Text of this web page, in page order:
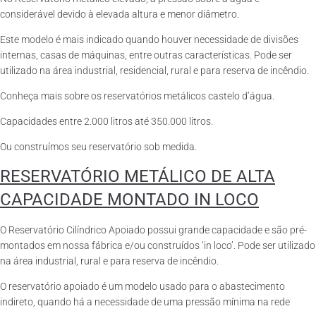
considerável devido à elevada altura e menor diâmetro.
Este modelo é mais indicado quando houver necessidade de divisões
internas, casas de máquinas, entre outras características. Pode ser
utilizado na área industrial, residencial, rural e para reserva de incêndio.
Conheça mais sobre os reservatórios metálicos castelo d’água.
Capacidades entre 2.000 litros até 350.000 litros.
Ou construímos seu reservatório sob medida.
RESERVATÓRIO METÁLICO DE ALTA
CAPACIDADE MONTADO IN LOCO
O Reservatório Cilíndrico Apoiado possui grande capacidade e são pré-
montados em nossa fábrica e/ou construídos ‘in loco’. Pode ser utilizado
na área industrial, rural e para reserva de incêndio.
O reservatório apoiado é um modelo usado para o abastecimento
indireto, quando há a necessidade de uma pressão mínima na rede